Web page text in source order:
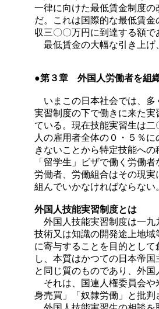
一律に向けた最低賃金制度
だ。これは国際的な最低賃
収三〇〇万円に到達する額で
最低賃金の大幅な引き上げ
●第３章 外国人労働者を組
いまこの日本社会では、多
実習制度の下で働きに来た
ている。現在技能実習生は
人の雇用者全体の０・５％
きないことから特定技能へ
「留学生」ビザで働く労働
労働者、労働組合はその現
組んでいかなければならない
外国人技能実習制度とは
外国人技能実習制度は一九
技術又は知識の開発途上地
に寄与することを目的とし
し、本質はかつての日本帝
と同じ質のものであり、外
それは、国連人権委員会や
身売買」「奴隷労働」と批